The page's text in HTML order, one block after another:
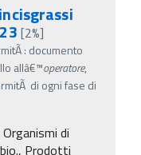
[2%]
: documento
allâ€™operatore,
di ogni fase di
di
Prodotti